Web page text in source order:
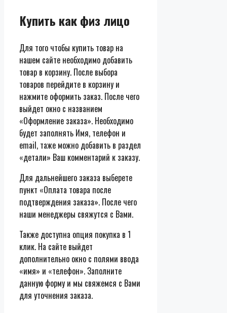
Купить как физ лицо
Для того чтобы купить товар на
нашем сайте необходимо добавить
товар в корзину. После выбора
товаров перейдите в корзину и
нажмите оформить заказ. После чего
выйдет окно с названием
«Оформление заказа». Необходимо
будет заполнять Имя, телефон и
email, таже можно добавить в раздел
«детали» Ваш комментарий к заказу.
Для дальнейшего заказа выберете
пункт «Оплата товара после
подтверждения заказа». После чего
наши менеджеры свяжутся с Вами.
Также доступна опция покупка в 1
клик. На сайте выйдет
дополнительно окно с полями ввода
«имя» и «телефон». Заполните
данную форму и мы свяжемся с Вами
для уточнения заказа.